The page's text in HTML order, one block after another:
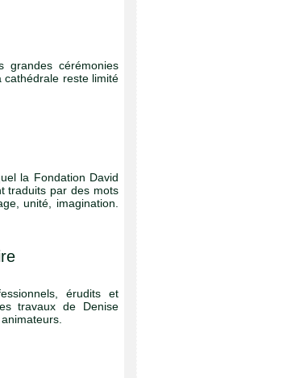
cérémonies
cathédrale reste limité
la Fondation David
traduits par des mots
unité, imagination.
érudits et
travaux de Denise